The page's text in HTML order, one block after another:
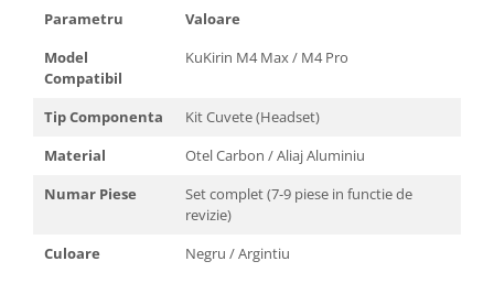
Parametru
Valoare
Model
Compatibil
KuKirin M4 Max / M4 Pro
Tip Componenta
Kit Cuvete (Headset)
Material
Otel Carbon / Aliaj Aluminiu
Numar Piese
Set complet (7-9 piese in functie de
revizie)
Culoare
Negru / Argintiu